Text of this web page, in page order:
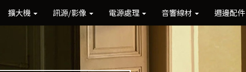
擴大機 訊源/影像 電源處理 音響線材 週邊配件